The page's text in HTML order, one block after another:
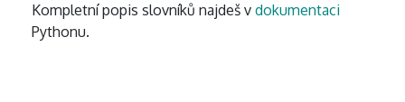
Kompletní popis slovníků najdeš v dokumentaci
Pythonu.